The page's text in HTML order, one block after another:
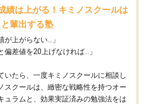
績は上がる！キミノスクールは
輩出する塾
が上がらない…」
偏差値を20上げなければ…」
いたら、一度キミノスクールに相談し
スクールは、緻密な戦略性を持つオー
ュラムと、効果実証済みの勉強法をは